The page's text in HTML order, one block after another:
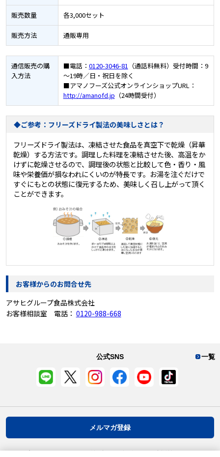
販売数量 各3,000セット
販売方法 通販専用
通信販売の購
入方法
■電話： 0120-3046-81 （通話料無料）受付時間：9
～19時／日・祝日を除く
■アマノフーズ公式オンラインショップURL：
http://amanofd.jp （24時間受付）
◆ご参考：フリーズドライ製法の美味しさとは？
フリーズドライ製法は、凍結させた食品を真空下で乾燥（昇華
乾燥）する方法です。調理した料理を凍結させた後、高温をか
けずに乾燥させるので、調理後の状態と比較して色・香り・風
味や栄養価が損なわれにくいのが特長です。お湯を注ぐだけで
すぐにもとの状態に復元するため、美味しく召し上がって頂く
ことができます。
お客様からのお問合せ先
アサヒグループ食品株式会社
お客様相談室 電話： 0120-988-668
一覧
公式SNS
メルマガ登録